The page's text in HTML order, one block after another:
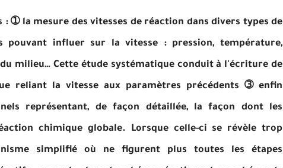
➀ la mesure des vitesses de réaction dans divers types de
influer sur la vitesse : pression, température,
milieu… Cette étude systématique conduit à l'écriture de
reliant la vitesse aux paramètres précédents ➂ enfin
représentant, de façon détaillée, la façon dont les
chimique globale. Lorsque celle-ci se révèle trop
simplifié où ne figurent plus toutes les étapes